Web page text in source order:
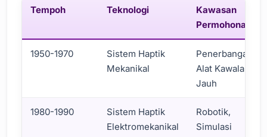
Tempoh Teknologi
Kawasan
Permohonan
1950-1970
Sistem Haptik
Mekanikal
Penerbangan,
Alat Kawalan
Jauh
1980-1990
Sistem Haptik
Elektromekanikal
Robotik,
Simulasi